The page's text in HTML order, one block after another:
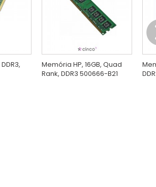
Memória HP, 16GB, Quad
Rank, DDR3 500666-B21